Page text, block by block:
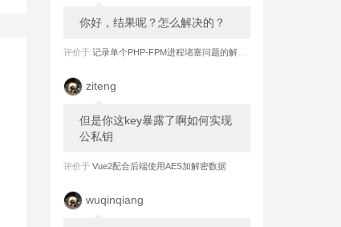
你好，结果呢？怎么解决的？
评价于 记录单个PHP-FPM进程堵塞问题的解决过程
ziteng
但是你这key暴露了啊如何实现
公私钥
评价于 Vue2配合后端使用AES加解密数据
wuqinqiang